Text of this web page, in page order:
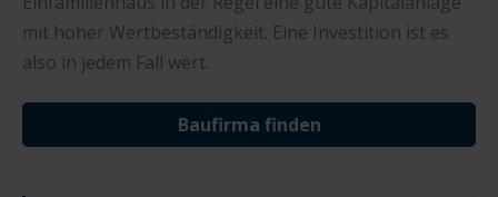
mit hoher Wertbeständigkeit. Eine Investition ist es
also in jedem Fall wert.
Baufirma finden